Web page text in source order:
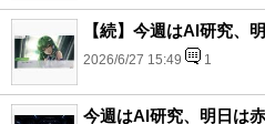
【続】今週はAI研究、
2026/6/27 15:49 1
今週はAI研究、明日は